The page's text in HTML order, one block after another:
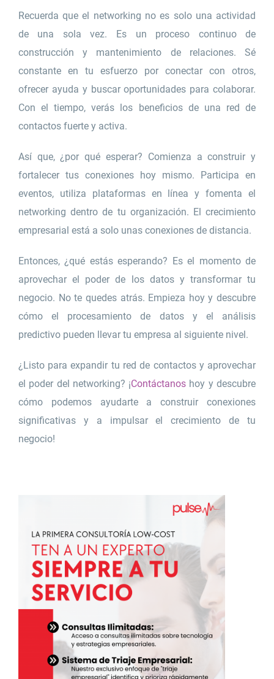
Recuerda que el networking no es solo una actividad
de una sola vez. Es un proceso continuo de
construcción y mantenimiento de relaciones. Sé
constante en tu esfuerzo por conectar con otros,
ofrecer ayuda y buscar oportunidades para colaborar.
Con el tiempo, verás los beneficios de una red de
contactos fuerte y activa.
Así que, ¿por qué esperar? Comienza a construir y
fortalecer tus conexiones hoy mismo. Participa en
eventos, utiliza plataformas en línea y fomenta el
networking dentro de tu organización. El crecimiento
empresarial está a solo unas conexiones de distancia.
Entonces, ¿qué estás esperando? Es el momento de
aprovechar el poder de los datos y transformar tu
negocio. No te quedes atrás. Empieza hoy y descubre
cómo el procesamiento de datos y el análisis
predictivo pueden llevar tu empresa al siguiente nivel.
¿Listo para expandir tu red de contactos y aprovechar
el poder del networking? ¡Contáctanos hoy y descubre
cómo podemos ayudarte a construir conexiones
significativas y a impulsar el crecimiento de tu
negocio!